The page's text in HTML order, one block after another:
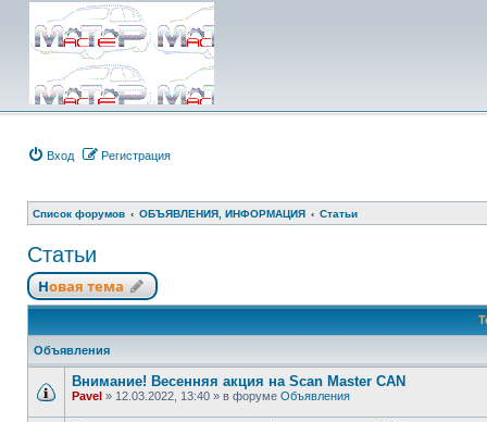
Вход Регистрация
Список форумов ОБЪЯВЛЕНИЯ, ИНФОРМАЦИЯ Статьи
Статьи
Новая тема
Объявления
Внимание! Весенняя акция на Scan Master CAN
Pavel » 12.03.2022, 13:40 » в форуме Объявления